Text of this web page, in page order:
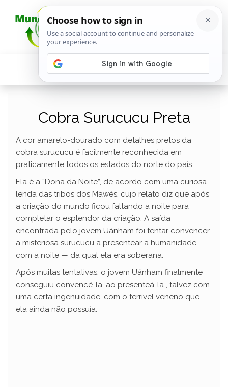
Cobra Surucucu Preta
A cor amarelo-dourado com detalhes pretos da
cobra surucucu é facilmente reconhecida em
praticamente todos os estados do norte do país.
Ela é a “Dona da Noite”, de acordo com uma curiosa
lenda das tribos dos Mawés, cujo relato diz que após
a criação do mundo ficou faltando a noite para
completar o esplendor da criação. A saída
encontrada pelo jovem Uánham foi tentar convencer
a misteriosa surucucu a presentear a humanidade
com a noite — da qual ela era soberana.
Após muitas tentativas, o jovem Uánham finalmente
conseguiu convencê-la, ao presenteá-la , talvez com
uma certa ingenuidade, com o terrível veneno que
ela ainda não possuía.